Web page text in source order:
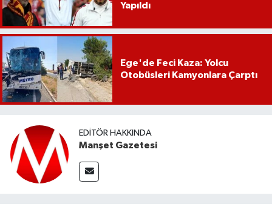
Yapıldı
Ege'de Feci Kaza: Yolcu
Otobüsleri Kamyonlara Çarptı
EDITÖR HAKKINDA
Manşet Gazetesi